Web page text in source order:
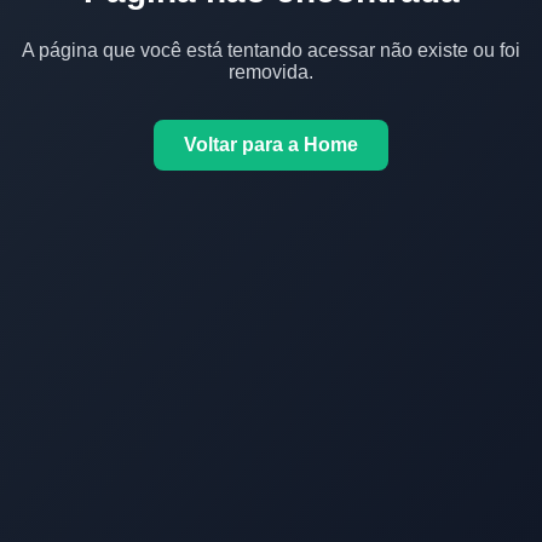
A página que você está tentando acessar não existe ou foi
removida.
Voltar para a Home